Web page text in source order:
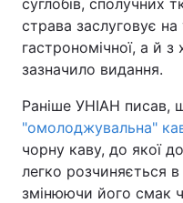
суглобів, сполучних
страва заслуговує
гастрономічної, а й
зазначило видання.
Раніше УНІАН писав,
"омолоджувальна"
чорну каву, до якої
легко розчиняється
змінюючи його смак